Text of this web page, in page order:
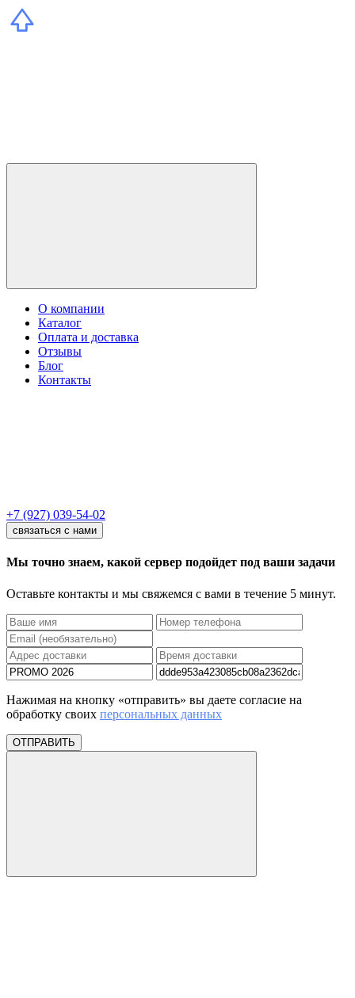
О компании
Каталог
Оплата и доставка
Отзывы
Блог
Контакты
+7 (927) 039-54-02
связаться с нами
Мы точно знаем, какой сервер подойдет под ваши задачи
Оставьте контакты и мы свяжемся с вами в течение 5 минут.
Нажимая на кнопку «отправить» вы даете согласие на
обработку своих персональных данных
ОТПРАВИТЬ